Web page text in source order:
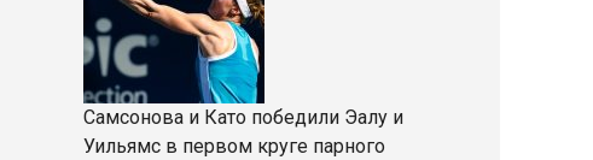
Самсонова и Като победили Эалу и
Уильямс в первом круге парного